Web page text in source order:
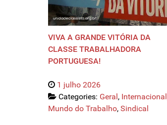
VIVA A GRANDE VITÓRIA DA
CLASSE TRABALHADORA
PORTUGUESA!
1 julho 2026
Categories: Geral, Internacional
Mundo do Trabalho, Sindical